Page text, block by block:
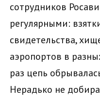
сотрудников
регулярными:
свидетельства,
аэропортов в
раз цепь
Нерадько не